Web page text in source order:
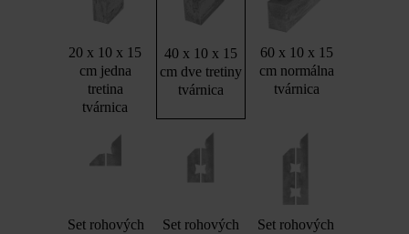
20 x 10 x 15
cm jedna
tretina
tvárnica
40 x 10 x 15
cm dve tretiny
tvárnica
60 x 10 x 15
cm normálna
tvárnica
Set rohových
Set rohových
Set rohových